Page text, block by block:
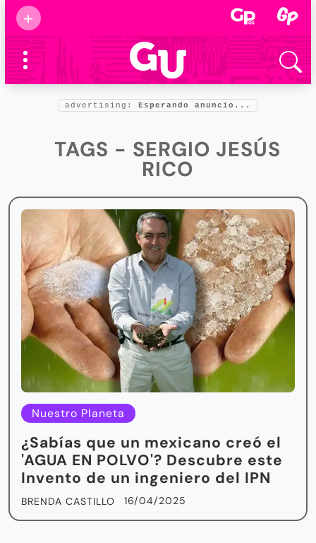
+
Supermamás
2025
Marcas de
confianza
Foro salud
advertising: Esperando anuncio...
TAGS - SERGIO JESÚS
RICO
Nuestro Planeta
¿Sabías que un mexicano creó el
'AGUA EN POLVO'? Descubre este
Invento de un ingeniero del IPN
BRENDA CASTILLO 16/04/2025